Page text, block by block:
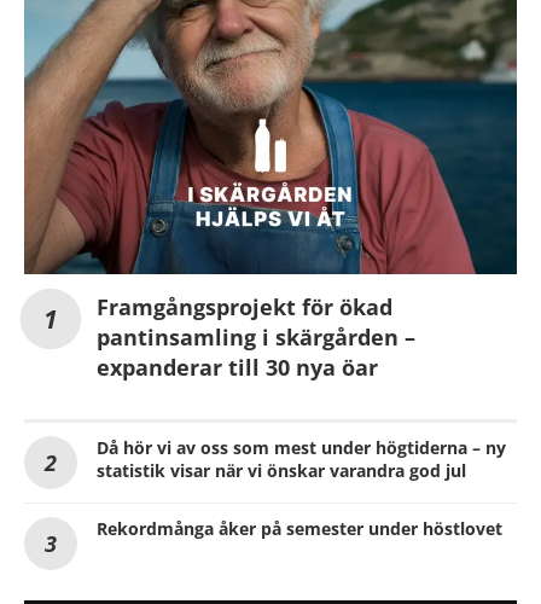
Framgångsprojekt för ökad
pantinsamling i skärgården –
expanderar till 30 nya öar
Då hör vi av oss som mest under högtiderna – ny
statistik visar när vi önskar varandra god jul
Rekordmånga åker på semester under höstlovet